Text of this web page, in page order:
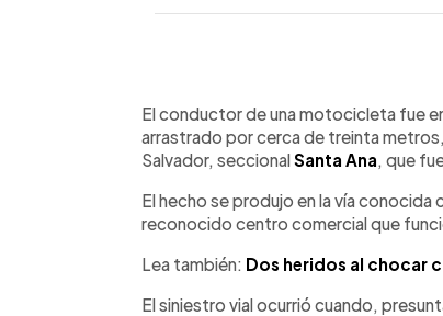
► Escuchar artículo
El conductor de una motocicleta fue
arrastrado por cerca de treinta
Salvador, seccionalSanta Ana, que
El hecho se produjo en la vía
reconocido centro comercial que
Lea también: Dos heridos al chocar
El siniestro vial ocurrió cuando,